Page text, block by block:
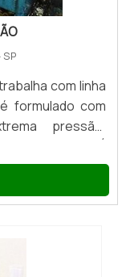
SP
com linha
formulado com
pressão,
gama de ligas,
e metais não
de latão e